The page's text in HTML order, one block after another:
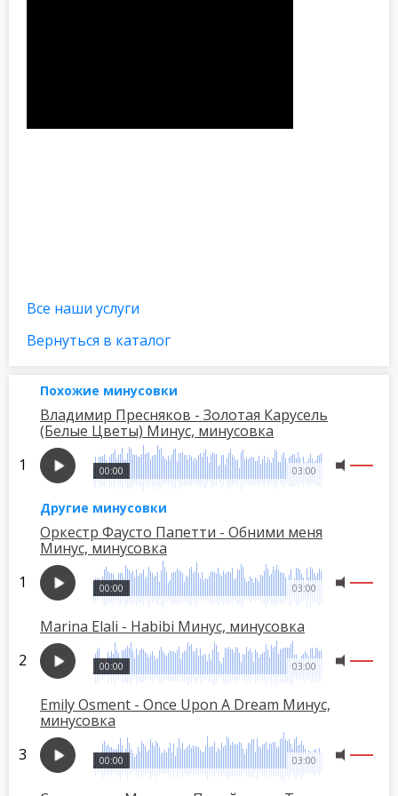
Все наши услуги
Вернуться в каталог
Похожие минусовки
Владимир Пресняков - Золотая Карусель
(Белые Цветы) Минус, минусовка
03:00
00:00
Другие минусовки
Оркестр Фаусто Папетти - Обними меня
Минус, минусовка
03:00
00:00
Marina Elali - Habibi Минус, минусовка
03:00
00:00
Emily Osment - Once Upon A Dream Минус,
минусовка
03:00
00:00